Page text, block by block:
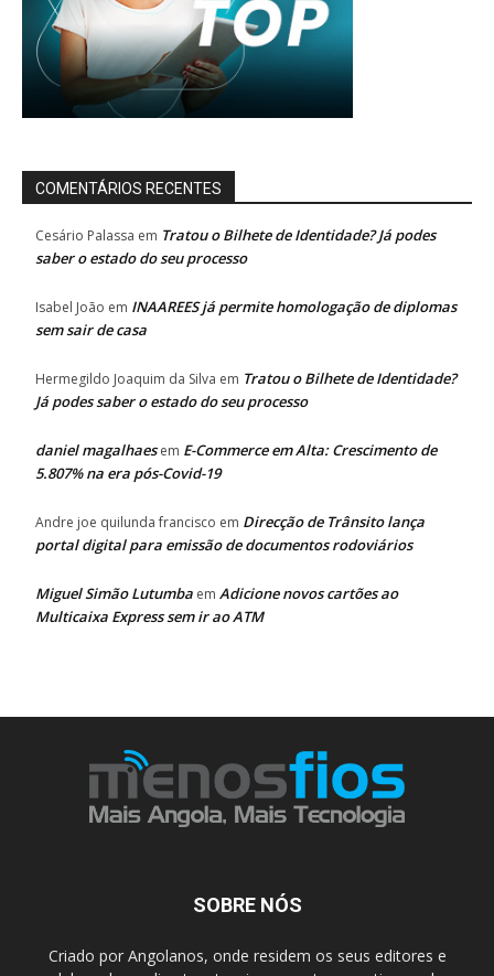
COMENTÁRIOS RECENTES
Cesário Palassa em Tratou o Bilhete de Identidade? Já podes
saber o estado do seu processo
Isabel João em INAAREES já permite homologação de diplomas
sem sair de casa
Hermegildo Joaquim da Silva em Tratou o Bilhete de Identidade?
Já podes saber o estado do seu processo
daniel magalhaesem E-Commerce em Alta: Crescimento de
5.807% na era pós-Covid-19
Andre joe quilunda francisco em Direcção de Trânsito lança
portal digital para emissão de documentos rodoviários
Miguel Simão Lutumba em Adicione novos cartões ao
Multicaixa Express sem ir ao ATM
SOBRE NÓS
Criado por Angolanos, onde residem os seus editores e